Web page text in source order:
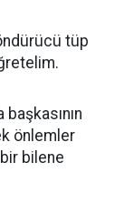
tüp
başkasının
önlemler
bilene